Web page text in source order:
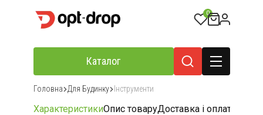
0
Каталог
Головна Для Будинку Інструменти
ХарактеристикиОпис товаруДоставка і оплата